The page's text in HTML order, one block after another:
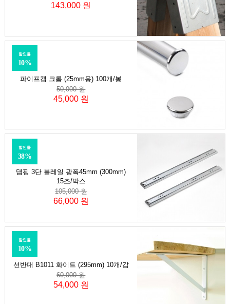
143,000 원
파이프캡 크롬 (25mm용) 100개/봉
할인률
10%
50,000 원
45,000 원
댐핑 3단 볼레일 광폭45mm (300mm)
15조/박스
할인률
38%
105,000 원
66,000 원
선반대 B1011 화이트 (295mm) 10개/갑
할인률
10%
60,000 원
54,000 원